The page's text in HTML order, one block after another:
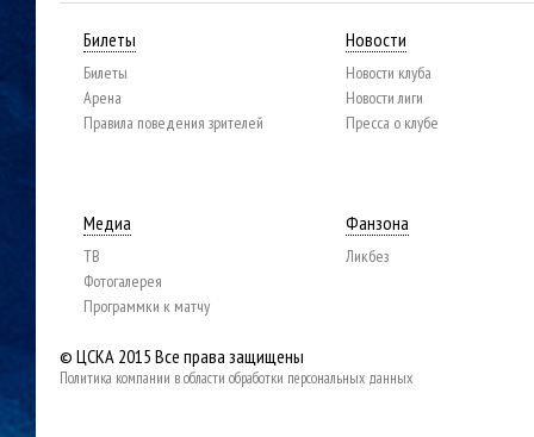
Билеты
Билеты
Арена
Правила поведения зрителей
Новости
Новости клуба
Новости лиги
Пресса о клубе
Медиа
ТВ
Фотогалерея
Программки к матчу
Фанзона
Ликбез
© ЦСКА 2015 Все права защищены
Политика компании в области обработки персональных данных